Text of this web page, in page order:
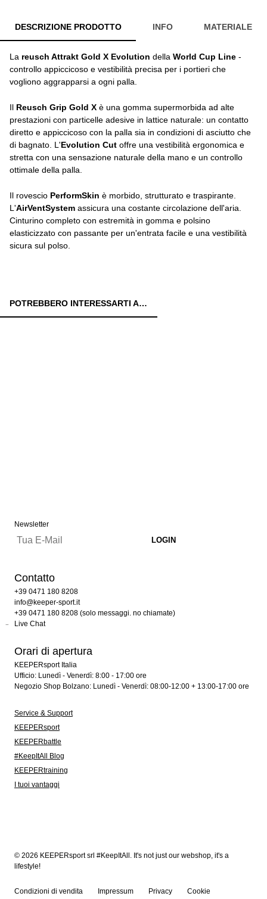
DESCRIZIONE PRODOTTO INFO MATERIALE
La reusch Attrakt Gold X Evolution della World Cup Line -
controllo appiccicoso e vestibilità precisa per i portieri che
vogliono aggrapparsi a ogni palla.
Il Reusch Grip Gold X è una gomma supermorbida ad alte
prestazioni con particelle adesive in lattice naturale: un contatto
diretto e appiccicoso con la palla sia in condizioni di asciutto che
di bagnato. L'Evolution Cut offre una vestibilità ergonomica e
stretta con una sensazione naturale della mano e un controllo
ottimale della palla.
Il rovescio PerformSkin è morbido, strutturato e traspirante.
L'AirVentSystem assicura una costante circolazione dell'aria.
Cinturino completo con estremità in gomma e polsino
elasticizzato con passante per un'entrata facile e una vestibilità
sicura sul polso.
POTREBBERO INTERESSARTI ANCHE:
Newsletter
Contatto
+39 0471 180 8208
info@keeper-sport.it
+39 0471 180 8208 (solo messaggi. no chiamate)
Live Chat
Orari di apertura
KEEPERsport Italia
Ufficio: Lunedì - Venerdì: 8:00 - 17:00 ore
Negozio Shop Bolzano: Lunedì - Venerdì: 08:00-12:00 + 13:00-17:00 ore
Service & Support
KEEPERsport
KEEPERbattle
#KeepItAll Blog
KEEPERtraining
I tuoi vantaggi
© 2026 KEEPERsport srl #KeepItAll. It's not just our webshop, it's a
lifestyle!
Condizioni di vendita Impressum Privacy Cookie